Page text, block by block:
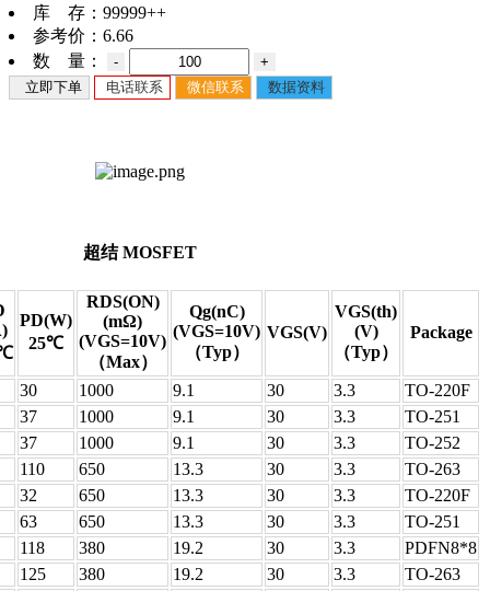
库 存： 99999++
参考价： 6.66
数 量：
-
+
立即下单
电话联系 微信联系 数据资料
超结 MOSFET
PD(W)
25℃
RDS(ON)
(mΩ)
(VGS=10V)
（Max）
Qg(nC)
(VGS=10V)
（Typ）
VGS(V)
VGS(th)
(V)
（Typ）
Package
30 1000 9.1 30 3.3
TO-220F
37
1000 9.1 30 3.3
TO-251
37
1000 9.1 30 3.3
TO-252
110
650 13.3 30 3.3
TO-263
32
650 13.3 30 3.3
TO-220F
63
650 13.3 30 3.3
TO-251
118
380 19.2 30 3.3
PDFN8*8
125
380 19.2 30 3.3 TO-263